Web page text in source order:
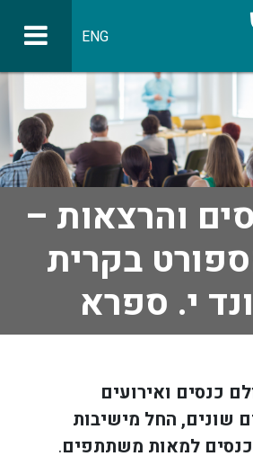
ENG
והרצאות –
בקרית
י. ספרא
כנסים ואירועים
שונים, החל מישיבות
למאות משתתפים.